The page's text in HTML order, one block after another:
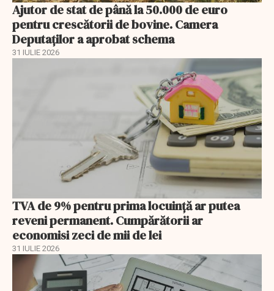
Ajutor de stat de până la 50.000 de euro
pentru crescătorii de bovine. Camera
Deputaților a aprobat schema
31 IULIE 2026
TVA de 9% pentru prima locuință ar putea
reveni permanent. Cumpărătorii ar
economisi zeci de mii de lei
31 IULIE 2026